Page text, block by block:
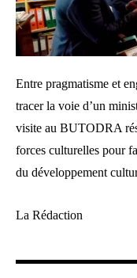
Entre pragmatisme et
tracer la voie d’un
visite au BUTODRA
forces culturelles pour
du développement
La Rédaction